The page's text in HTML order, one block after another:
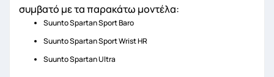
συμβατό με τα παρακάτω μοντέλα:
Suunto Spartan Sport Baro
Suunto Spartan Sport Wrist HR
Suunto Spartan Ultra